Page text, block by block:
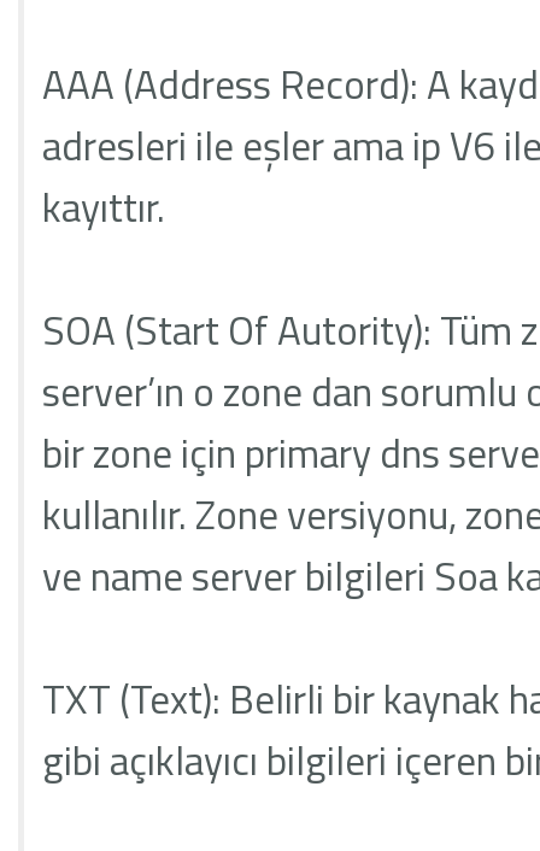
AAA (Address Record): A
adresleri ile eşler ama ip V6
kayıttır.
SOA (Start Of Autority): Tüm
server’ın o zone dan
bir zone için primary dns
kullanılır. Zone versiyonu,
ve name server bilgileri Soa
TXT (Text): Belirli bir kaynak
gibi açıklayıcı bilgileri içeren